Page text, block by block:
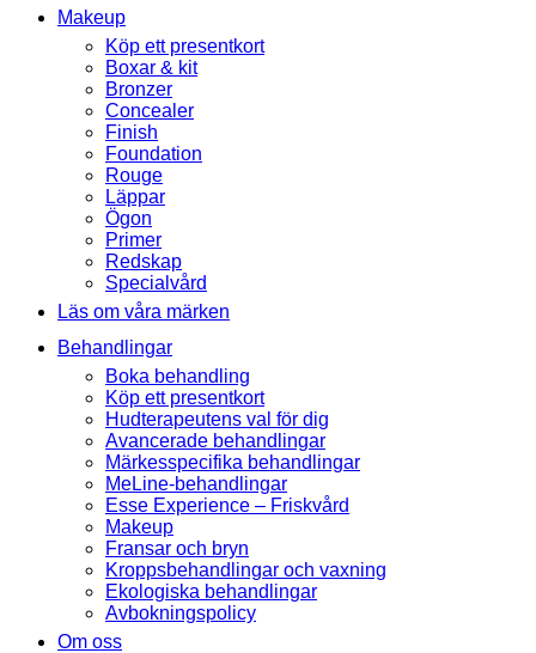
Makeup
Köp ett presentkort
Boxar & kit
Bronzer
Concealer
Finish
Foundation
Rouge
Läppar
Ögon
Primer
Redskap
Specialvård
Läs om våra märken
Behandlingar
Boka behandling
Köp ett presentkort
Hudterapeutens val för dig
Avancerade behandlingar
Märkesspecifika behandlingar
MeLine-behandlingar
Esse Experience – Friskvård
Makeup
Fransar och bryn
Kroppsbehandlingar och vaxning
Ekologiska behandlingar
Avbokningspolicy
Om oss